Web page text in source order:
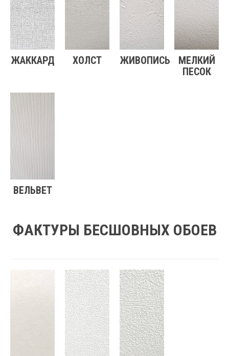
ЖАККАРД ХОЛСТ ЖИВОПИСЬ
МЕЛКИЙ
ПЕСОК
ВЕЛЬВЕТ
ФАКТУРЫ БЕСШОВНЫХ ОБОЕВ